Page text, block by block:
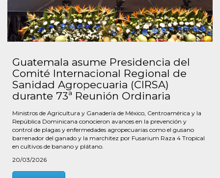
Guatemala asume Presidencia del
Comité Internacional Regional de
Sanidad Agropecuaria (CIRSA)
durante 73ª Reunión Ordinaria
Ministros de Agricultura y Ganadería de México, Centroamérica y la
República Dominicana conocieron avances en la prevención y
control de plagas y enfermedades agropecuarias como el gusano
barrenador del ganado y la marchitez por Fusarium Raza 4 Tropical
en cultivos de banano y plátano.
20/03/2026